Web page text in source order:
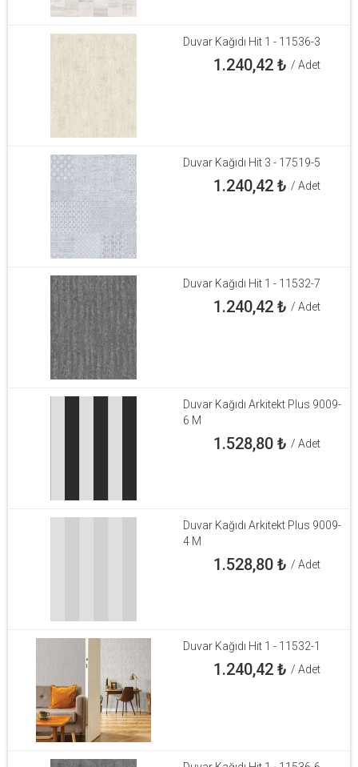
Duvar Kağıdı Hit 1 - 11536-3
1.240,42₺ / Adet
Duvar Kağıdı Hit 3 - 17519-5
1.240,42₺ / Adet
Duvar Kağıdı Hit 1 - 11532-7
1.240,42₺ / Adet
Duvar Kağıdı Arkitekt Plus 9009-
6 M
1.528,80₺ / Adet
Duvar Kağıdı Arkitekt Plus 9009-
4 M
1.528,80₺ / Adet
Duvar Kağıdı Hit 1 - 11532-1
1.240,42₺ / Adet